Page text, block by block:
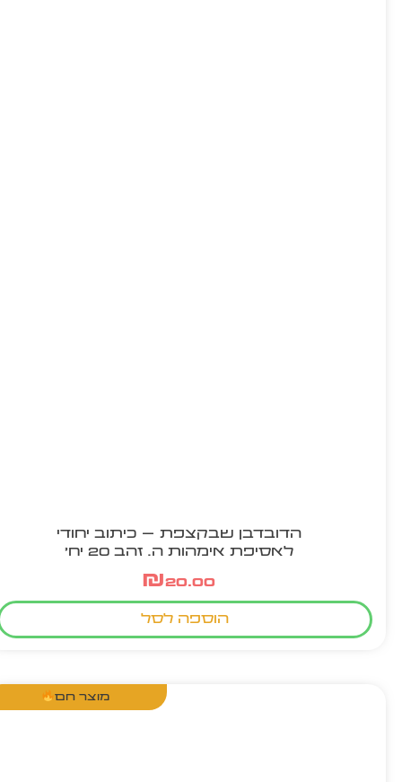
הדובדבן שבקצפת – כיתוב יחודי
לאסיפת אימהות ה. זהב 20 יח'
₪20.00
הוספה לסל
מוצר חם